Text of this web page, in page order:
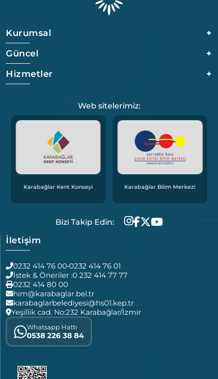
Kurumsal
+
Güncel
+
Hizmetler
+
Web sitelerimiz:
Karabağlar Kent Konseyi Karabağlar Bilim Merkezi
Bizi Takip Edin:
İletişim
0232 414 76 00•0232 414 76 01
İstek & Öneriler :0 232 414 77 77
0232 414 80 00
him@karabaglar.bel.tr
karabaglarbelediyesi@hs01.kep.tr
Yeşillik cad. No:232 Karabağlar/İzmir
Whatsapp Hattı
0538 226 38 84